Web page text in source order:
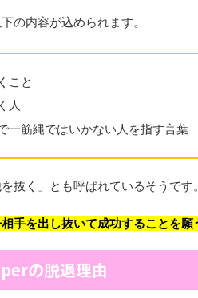
の内容が込められます。
こと
人
一筋縄ではいかない人を指す言葉
抜く」とも呼ばれているそうです。
手を出し抜いて成功することを願
の脱退理由